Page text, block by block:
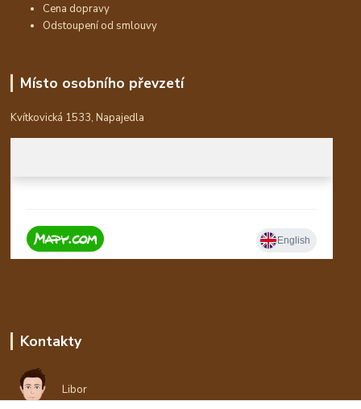
Cena dopravy
Odstoupení od smlouvy
Místo osobního převzetí
Kvítkovická 1533, Napajedla
Kontakty
Libor